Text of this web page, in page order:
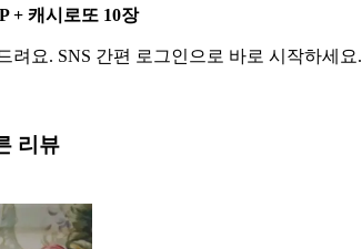
+ 캐시로또 10장
려요. SNS 간편 로그인으로 바로 시작하세요.
리뷰